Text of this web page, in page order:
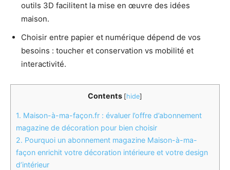
outils 3D facilitent la mise en œuvre des idées
maison.
Choisir entre papier et numérique dépend de vos
besoins : toucher et conservation vs mobilité et
interactivité.
Contents [hide]
1. Maison-à-ma-façon.fr : évaluer l’offre d’abonnement
magazine de décoration pour bien choisir
2. Pourquoi un abonnement magazine Maison-à-ma-
façon enrichit votre décoration intérieure et votre design
d’intérieur